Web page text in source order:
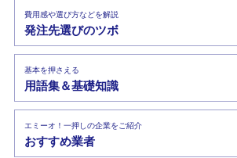
費用感や選び方などを解説
発注先選びのツボ
基本を押さえる
用語集＆基礎知識
エミーオ！一押しの企業をご紹介
おすすめ業者